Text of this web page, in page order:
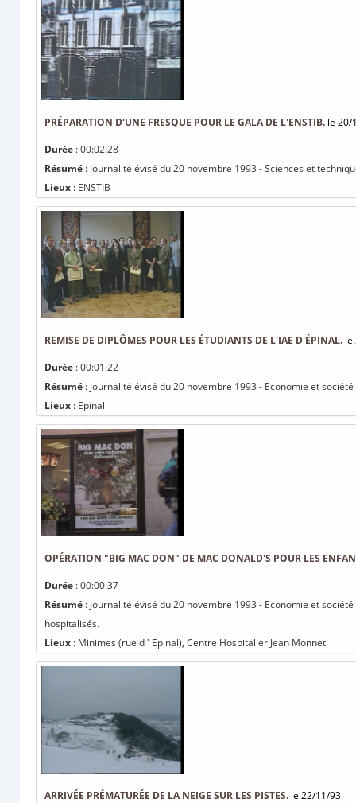
PRÉPARATION D'UNE FRESQUE POUR LE GALA DE L'ENSTIB. le 20/
Durée : 00:02:28
Résumé : Journal télévisé du 20 novembre 1993 - Sciences et
Lieux : ENSTIB
REMISE DE DIPLÔMES POUR LES ÉTUDIANTS DE L'IAE D'ÉPINAL. le
Durée : 00:01:22
Résumé : Journal télévisé du 20 novembre 1993 - Economie et
Lieux : Epinal
OPÉRATION "BIG MAC DON" DE MAC DONALD'S POUR LES
Durée : 00:00:37
Résumé : Journal télévisé du 20 novembre 1993 - Economie et
hospitalisés.
Lieux : Minimes (rue d ' Epinal), Centre Hospitalier Jean Monnet
ARRIVÉE PRÉMATURÉE DE LA NEIGE SUR LES PISTES. le 22/11/93